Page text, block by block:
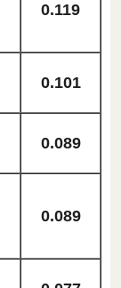
0.119
0.101
0.089
0.089